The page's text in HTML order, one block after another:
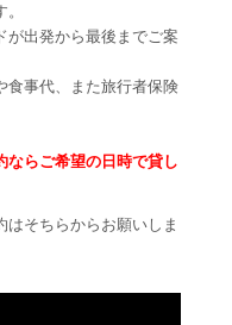
が出発から最後までご案
食事代、また旅行者保険
ならご希望の日時で貸し
そちらからお願いしま